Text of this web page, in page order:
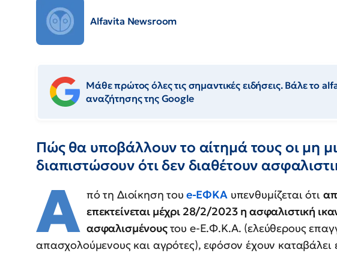
Alfavita Newsroom
Μάθε πρώτος όλες τις σημαντικές ειδήσεις. Βάλε το
αναζήτησης της Google
Πώς θα υποβάλλουν το αίτημά τους οι μη
διαπιστώσουν ότι δεν διαθέτουν
Α πό τη Διοίκηση του e-ΕΦΚΑυπενθυμίζεται ότι
επεκτείνεται μέχρι 28/2/2023 η ασφαλιστική
ασφαλισμένουςτου e-Ε.Φ.Κ.Α. (ελεύθερους
απασχολούμενους και αγρότες), εφόσον έχουν καταβάλει